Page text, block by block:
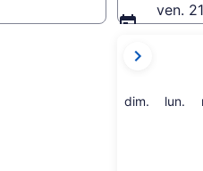
ven.
mois
sont
dim. lun.